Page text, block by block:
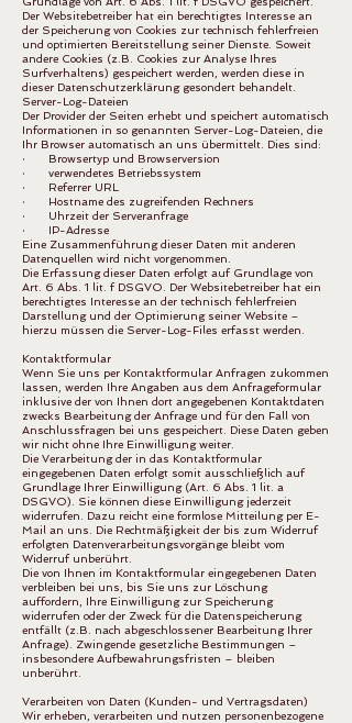
Der Websitebetreiber hat ein berechtigtes Interesse an
der Speicherung von Cookies zur technisch fehlerfreien
und optimierten Bereitstellung seiner Dienste. Soweit
andere Cookies (z.B. Cookies zur Analyse Ihres
Surfverhaltens) gespeichert werden, werden diese in
dieser Datenschutzerklärung gesondert behandelt.
Server-Log-Dateien
Der Provider der Seiten erhebt und speichert automatisch
Informationen in so genannten Server-Log-Dateien, die
Ihr Browser automatisch an uns übermittelt. Dies sind:
· Browsertyp und Browserversion
· verwendetes Betriebssystem
· Referrer URL
· Hostname des zugreifenden Rechners
· Uhrzeit der Serveranfrage
· IP-Adresse
Eine Zusammenführung dieser Daten mit anderen
Datenquellen wird nicht vorgenommen.
Die Erfassung dieser Daten erfolgt auf Grundlage von
Art. 6 Abs. 1 lit. f DSGVO. Der Websitebetreiber hat ein
berechtigtes Interesse an der technisch fehlerfreien
Darstellung und der Optimierung seiner Website –
hierzu müssen die Server-Log-Files erfasst werden.
Kontaktformular
Wenn Sie uns per Kontaktformular Anfragen zukommen
lassen, werden Ihre Angaben aus dem Anfrageformular
inklusive der von Ihnen dort angegebenen Kontaktdaten
zwecks Bearbeitung der Anfrage und für den Fall von
Anschlussfragen bei uns gespeichert. Diese Daten geben
wir nicht ohne Ihre Einwilligung weiter.
Die Verarbeitung der in das Kontaktformular
eingegebenen Daten erfolgt somit ausschließlich auf
Grundlage Ihrer Einwilligung (Art. 6 Abs. 1 lit. a
DSGVO). Sie können diese Einwilligung jederzeit
widerrufen. Dazu reicht eine formlose Mitteilung per E-
Mail an uns. Die Rechtmäßigkeit der bis zum Widerruf
erfolgten Datenverarbeitungsvorgänge bleibt vom
Widerruf unberührt.
Die von Ihnen im Kontaktformular eingegebenen Daten
verbleiben bei uns, bis Sie uns zur Löschung
auffordern, Ihre Einwilligung zur Speicherung
widerrufen oder der Zweck für die Datenspeicherung
entfällt (z.B. nach abgeschlossener Bearbeitung Ihrer
Anfrage). Zwingende gesetzliche Bestimmungen –
insbesondere Aufbewahrungsfristen – bleiben
unberührt.
Verarbeiten von Daten (Kunden- und Vertragsdaten)
Wir erheben, verarbeiten und nutzen personenbezogene